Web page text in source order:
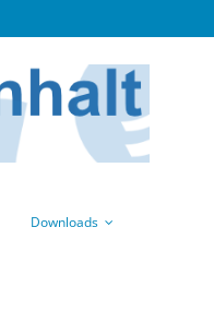
Downloads